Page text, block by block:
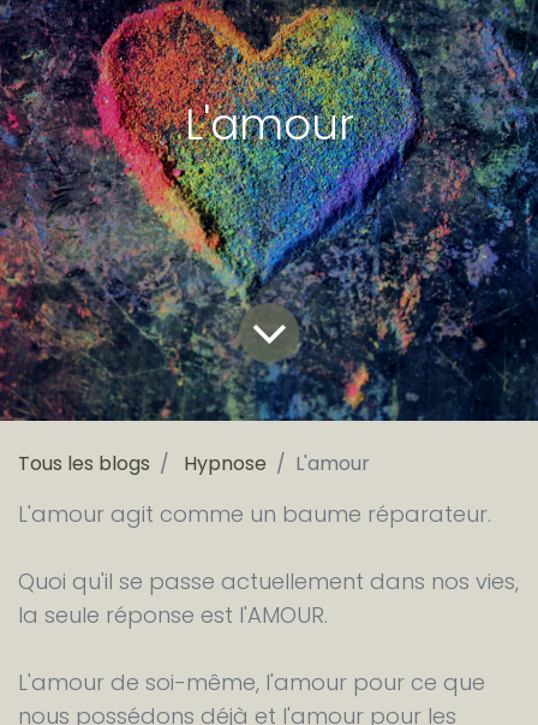
L'amour
Tous les blogs Hypnose L'amour
L'amour agit comme un baume réparateur.
Quoi qu'il se passe actuellement dans nos vies,
la seule réponse est l'AMOUR.
L'amour de soi-même, l'amour pour ce que
nous possédons déjà et l'amour pour les